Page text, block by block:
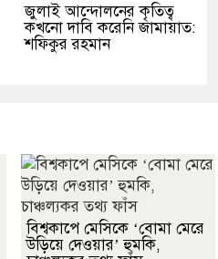
জুলাই আন্দোলনের কৃতিত্ব
কখনো দাবি করেনি জামায়াত:
শফিকুর রহমান
বিশ্বকাপে মেসিকে ‘বোমা মেরে
উড়িয়ে দেওয়ার’ হুমকি,